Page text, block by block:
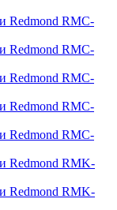
Redmond RMC-
Redmond RMC-
Redmond RMC-
Redmond RMC-
Redmond RMC-
Redmond RMK-
Redmond RMK-